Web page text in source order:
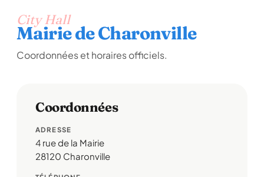
City Hall
Mairie de Charonville
Coordonnées et horaires officiels.
Coordonnées
ADRESSE
4 rue de la Mairie
28120 Charonville